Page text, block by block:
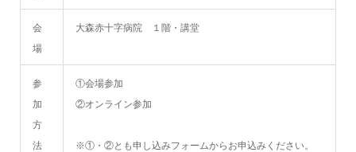
会
場
大森赤十字病院 １階・講堂
参
加
方
法
①会場参加
②オンライン参加
※①・②とも申し込みフォームからお申込みください。